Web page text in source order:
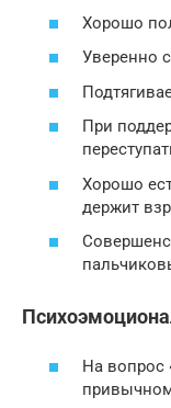
Хорошо
Уверенно
При
Хорошо
держит
На вопрос